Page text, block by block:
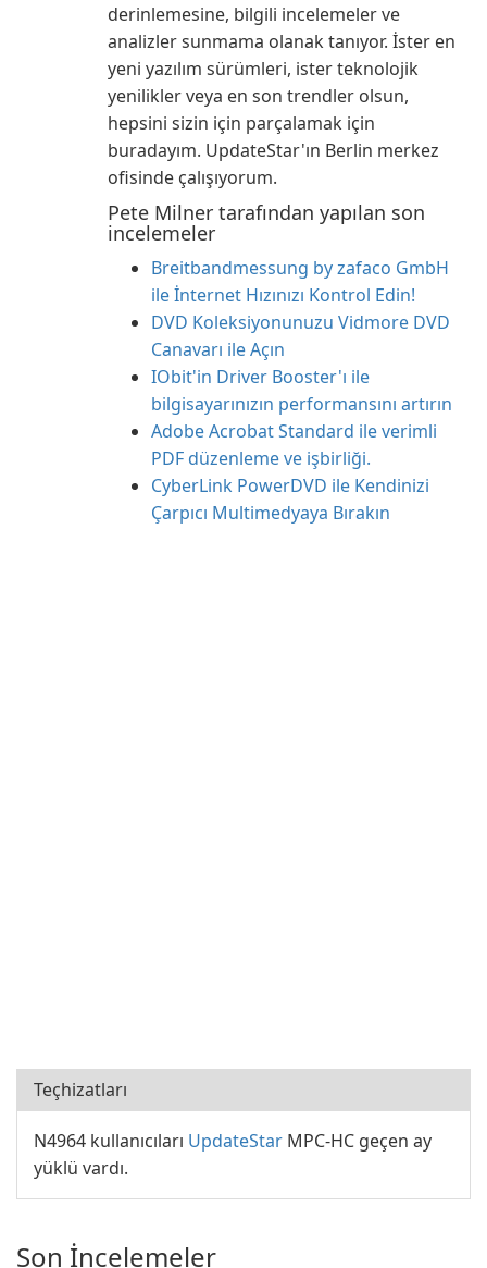
derinlemesine, bilgili incelemeler ve
analizler sunmama olanak tanıyor. İster en
yeni yazılım sürümleri, ister teknolojik
yenilikler veya en son trendler olsun,
hepsini sizin için parçalamak için
buradayım. UpdateStar'ın Berlin merkez
ofisinde çalışıyorum.
Pete Milner tarafından yapılan son
incelemeler
Breitbandmessung by zafaco GmbH
ile İnternet Hızınızı Kontrol Edin!
DVD Koleksiyonunuzu Vidmore DVD
Canavarı ile Açın
IObit'in Driver Booster'ı ile
bilgisayarınızın performansını artırın
Adobe Acrobat Standard ile verimli
PDF düzenleme ve işbirliği.
CyberLink PowerDVD ile Kendinizi
Çarpıcı Multimedyaya Bırakın
Teçhizatları
N4964 kullanıcıları UpdateStar MPC-HC geçen ay
yüklü vardı.
Son İncelemeler